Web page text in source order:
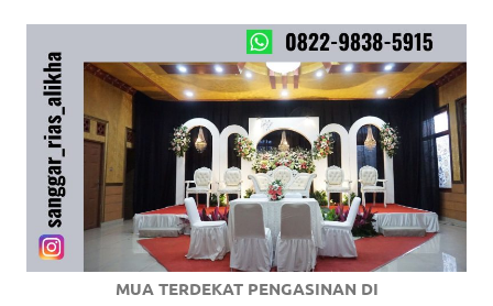
MUA TERDEKAT PENGASINAN DI